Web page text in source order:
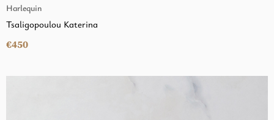
Harlequin
Tsaligopoulou Katerina
€450